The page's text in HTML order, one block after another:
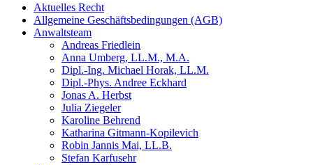
Aktuelles Recht
Allgemeine Geschäftsbedingungen (AGB)
Anwaltsteam
Andreas Friedlein
Anna Umberg, LL.M., M.A.
Dipl.-Ing. Michael Horak, LL.M.
Dipl.-Phys. Andree Eckhard
Jonas A. Herbst
Julia Ziegeler
Karoline Behrend
Katharina Gitmann-Kopilevich
Robin Jannis Mai, LL.B.
Stefan Karfusehr